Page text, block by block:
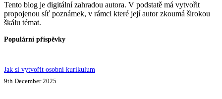
Tento blog je digitální zahradou autora. V podstatě má vytvořit
propojenou síť poznámek, v rámci které její autor zkoumá širokou
škálu témat.
Populární příspěvky
Jak si vytvořit osobní kurikulum
9th December 2025